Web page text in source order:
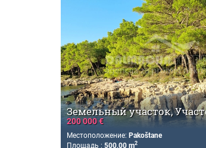
Земельный участок,
200 000 €
Местоположение: Pakoštane
Площадь : 500,00 m2